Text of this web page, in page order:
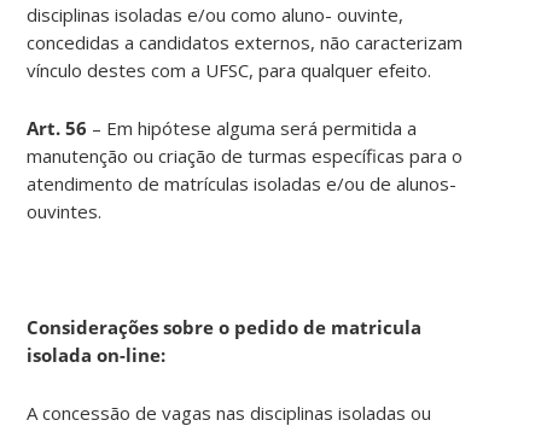
disciplinas isoladas e/ou como aluno- ouvinte,
concedidas a candidatos externos, não caracterizam
vínculo destes com a UFSC, para qualquer efeito.
Art. 56 – Em hipótese alguma será permitida a
manutenção ou criação de turmas específicas para o
atendimento de matrículas isoladas e/ou de alunos-
ouvintes.
Considerações sobre o pedido de matricula
isolada on-line:
A concessão de vagas nas disciplinas isoladas ou